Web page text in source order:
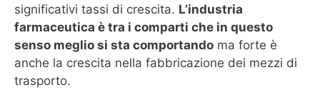
significativi tassi di crescita. L’industria
farmaceutica è tra i comparti che in questo
senso meglio si sta comportando ma forte è
anche la crescita nella fabbricazione dei mezzi di
trasporto.